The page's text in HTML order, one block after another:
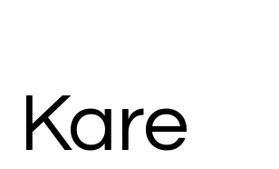
Kare